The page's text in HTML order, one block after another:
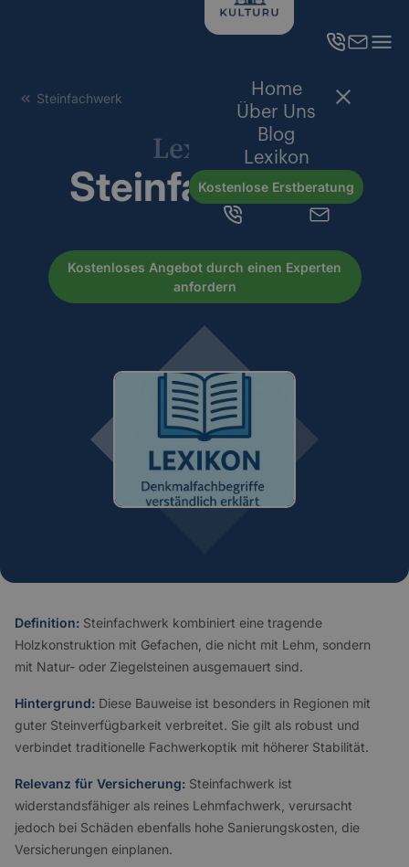
Home
Über Uns
Blog
Lexikon
Kostenlose Erstberatung
Steinfachwerk
Lexikon
Steinfachwerk
Kostenloses Angebot durch einen Experten
anfordern
Definition: Steinfachwerk kombiniert eine tragende
Holzkonstruktion mit Gefachen, die nicht mit Lehm, sondern
mit Natur- oder Ziegelsteinen ausgemauert sind.
Hintergrund: Diese Bauweise ist besonders in Regionen mit
guter Steinverfügbarkeit verbreitet. Sie gilt als robust und
verbindet traditionelle Fachwerkoptik mit höherer Stabilität.
Relevanz für Versicherung: Steinfachwerk ist
widerstandsfähiger als reines Lehmfachwerk, verursacht
jedoch bei Schäden ebenfalls hohe Sanierungskosten, die
Versicherungen einplanen.